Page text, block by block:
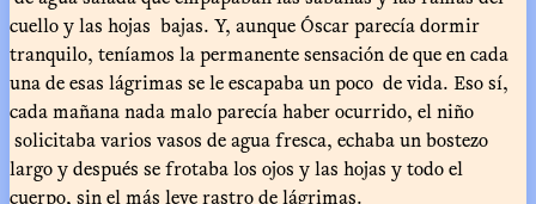
cuello y las hojas bajas. Y, aunque Óscar parecía dormir
tranquilo, teníamos la permanente sensación de que en cada
una de esas lágrimas se le escapaba un poco de vida. Eso sí,
cada mañana nada malo parecía haber ocurrido, el niño
solicitaba varios vasos de agua fresca, echaba un bostezo
largo y después se frotaba los ojos y las hojas y todo el
cuerpo, sin el más leve rastro de lágrimas.